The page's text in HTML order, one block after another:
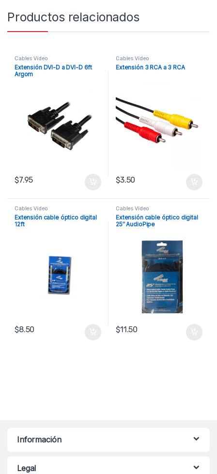
Productos relacionados
Cables Vídeo
Extensión DVI-D a DVI-D 6ft
Argom
$7.95
Cables Vídeo
Extensión 3 RCA a 3 RCA
$3.50
Cables Vídeo
Extensión cable óptico digital
12ft
$8.50
Cables Vídeo
Extensión cable óptico digital
25″ AudioPipe
$11.50
Información
Legal